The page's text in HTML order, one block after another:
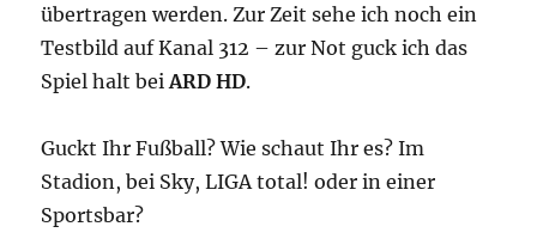
übertragen werden. Zur Zeit sehe ich noch ein
Testbild auf Kanal 312 – zur Not guck ich das
Spiel halt beiARD HD.
Guckt Ihr Fußball? Wie schaut Ihr es? Im
Stadion, bei Sky, LIGA total! oder in einer
Sportsbar?